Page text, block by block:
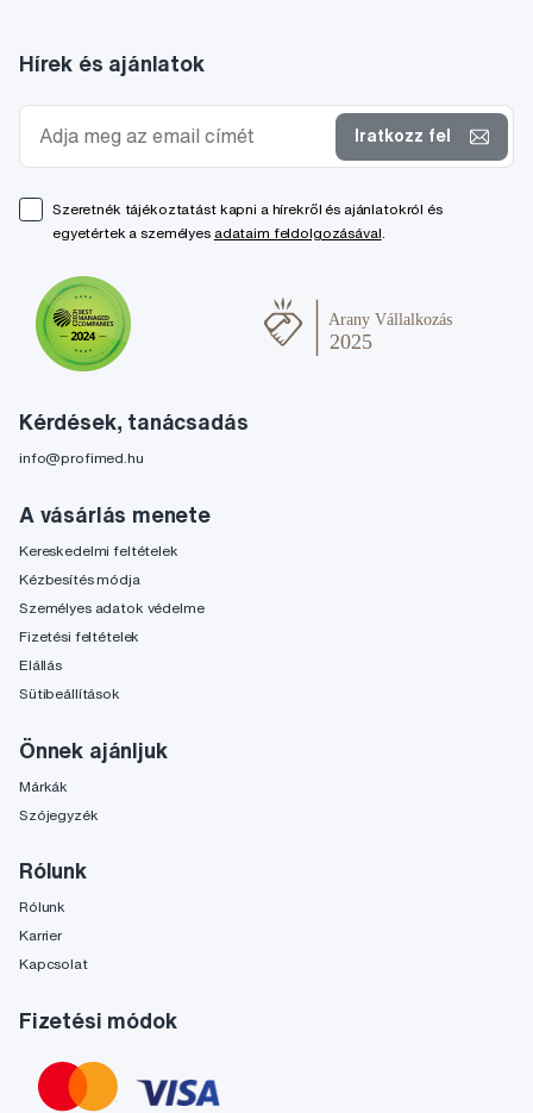
Kérdések, tanácsadás
info@profimed.hu
A vásárlás menete
Kereskedelmi feltételek
Kézbesítés módja
Személyes adatok védelme
Fizetési feltételek
Elállás
Sütibeállítások
Önnek ajánljuk
Márkák
Szójegyzék
Rólunk
Rólunk
Karrier
Kapcsolat
Fizetési módok
Hírek és ajánlatok
Iratkozz fel
Szeretnék tájékoztatást kapni a hírekről és ajánlatokról és
egyetértek a személyes adataim feldolgozásával